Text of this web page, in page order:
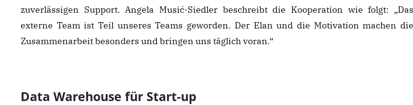
zuverlässigen Support. Angela Musić-Siedler beschreibt die Kooperation wie folgt: „Das
externe Team ist Teil unseres Teams geworden. Der Elan und die Motivation machen die
Zusammenarbeit besonders und bringen uns täglich voran.“
Data Warehouse für Start-up